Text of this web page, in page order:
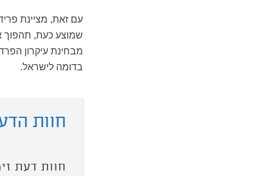
עם זאת, מציינת
שמוצע כעת, תהפוך
מבחינת עיקרון
בדומה לישראל.
חוות
חוות דעת